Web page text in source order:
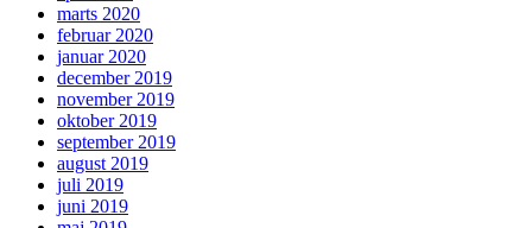
marts 2020
februar 2020
januar 2020
december 2019
november 2019
oktober 2019
september 2019
august 2019
juli 2019
juni 2019